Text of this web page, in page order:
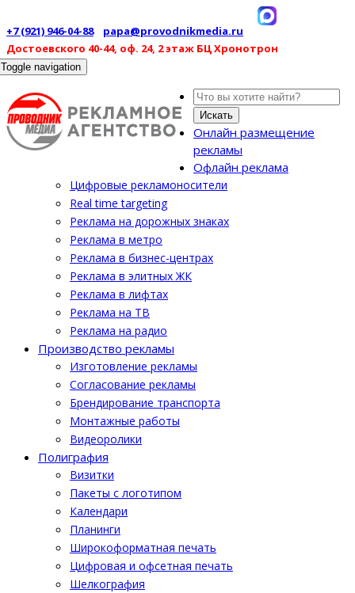
+7 (921) 946-04-88
papa@provodnikmedia.ru
Достоевского 40-44, оф. 24, 2 этаж БЦ Хронотрон
Toggle navigation
Искать
Онлайн размещение
рекламы
Офлайн реклама
Цифровые рекламоносители
Real time targeting
Реклама на дорожных знаках
Реклама в метро
Реклама в бизнес-центрах
Реклама в элитных ЖК
Реклама в лифтах
Реклама на ТВ
Реклама на радио
Производство рекламы
Изготовление рекламы
Cогласование рекламы
Брендирование транспорта
Монтажные работы
Видеоролики
Полиграфия
Визитки
Пакеты с логотипом
Календари
Планинги
Широкоформатная печать
Цифровая и офсетная печать
Шелкография